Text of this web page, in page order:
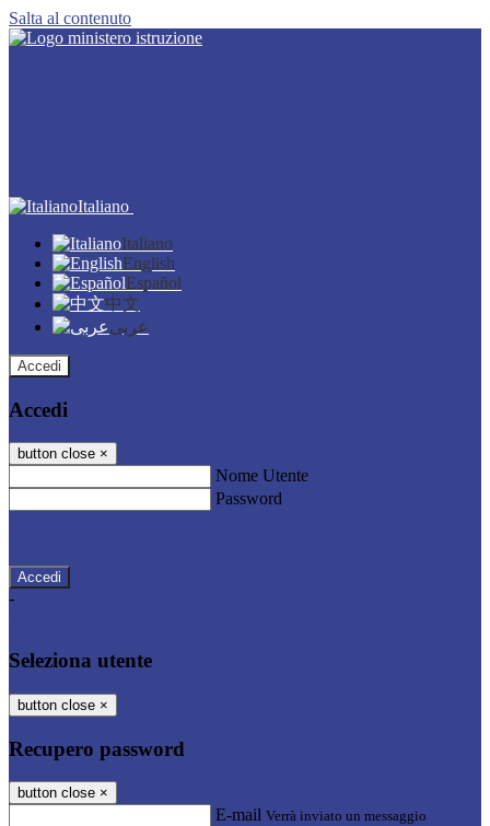
Salta al contenuto
Italiano
Italiano
English
Español
中文
عربى
Accedi
Accedi
button close ×
Nome Utente
Password
-
Seleziona utente
button close ×
Recupero password
button close ×
E-mail Verrà inviato un messaggio